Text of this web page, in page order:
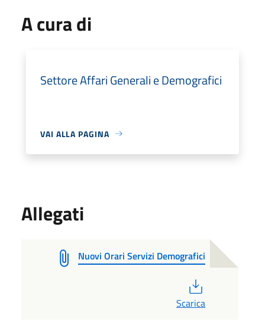
A cura di
Settore Affari Generali e Demografici
VAI ALLA PAGINA
Allegati
Nuovi Orari Servizi Demografici
Scarica